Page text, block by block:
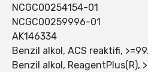
NCGC00254154-01
NCGC00259996-01
AK146334
Benzil alkol, ACS reaktifi,
Benzil alkol, ReagentPlus(R),